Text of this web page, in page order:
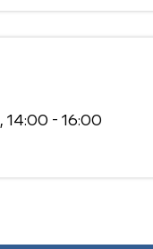
14:00 - 16:00